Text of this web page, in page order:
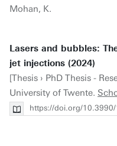
Mohan, K.
Lasers and bubbles:
jet injections (2024)
[Thesis › PhD Thesis -
University of Twente.
https://doi.org/